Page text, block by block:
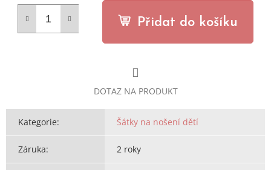
Přidat do košíku
DOTAZ NA PRODUKT
Kategorie: Šátky na nošení dětí
Záruka: 2 roky